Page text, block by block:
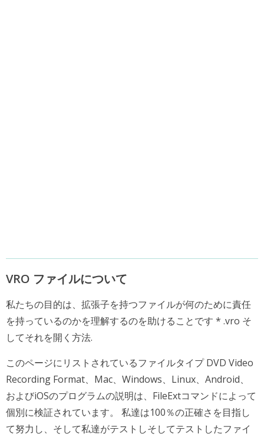
VRO ファイルについて
私たちの目的は、拡張子を持つファイルが何のために責任
を持っているのかを理解するのを助けることです * .vro そ
してそれを開く方法.
このページにリストされているファイルタイプ DVD Video
Recording Format、Mac、Windows、Linux、Android、
およびiOSのプログラムの説明は、FileExtコマンドによって
個別に検証されています。 私達は100％の正確さを目指し
て努力し、そして私達がテストしそしてテストしたファイ